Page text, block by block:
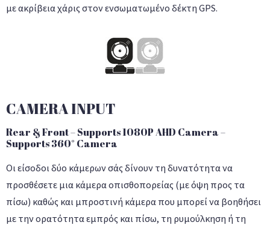
με ακρίβεια χάρις στον ενσωματωμένο δέκτη GPS.
CAMERA INPUT
Rear & Front – Supports 1080P AHD Camera –
Supports 360° Camera
Οι είσοδοι δύο κάμερων σάς δίνουν τη δυνατότητα να
προσθέσετε μια κάμερα οπισθοπορείας (με όψη προς τα
πίσω) καθώς και μπροστινή κάμερα που μπορεί να βοηθήσει
με την ορατότητα εμπρός και πίσω, τη ρυμούλκηση ή τη